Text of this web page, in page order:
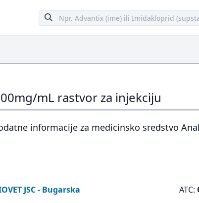
mL rastvor za injekciju
informacije za medicinsko sredstvo
JSC - Bugarska
ATC: